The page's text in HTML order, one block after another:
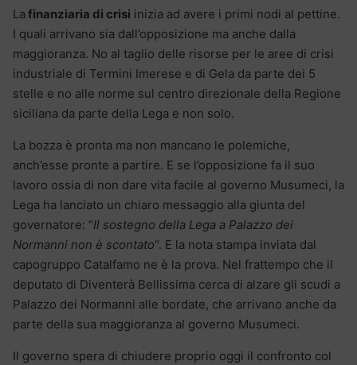
La finanziaria di crisi inizia ad avere i primi nodi al pettine.
I quali arrivano sia dall’opposizione ma anche dalla
maggioranza. No al taglio delle risorse per le aree di crisi
industriale di Termini Imerese e di Gela da parte dei 5
stelle e no alle norme sul centro direzionale della Regione
siciliana da parte della Lega e non solo.
La bozza è pronta ma non mancano le polemiche,
anch’esse pronte a partire. E se l’opposizione fa il suo
lavoro ossia di non dare vita facile al governo Musumeci, la
Lega ha lanciato un chiaro messaggio alla giunta del
governatore: “Il sostegno della Lega a Palazzo dei
Normanni non è scontato“. E la nota stampa inviata dal
capogruppo Catalfamo ne è la prova. Nel frattempo che il
deputato di Diventerà Bellissima cerca di alzare gli scudi a
Palazzo dei Normanni alle bordate, che arrivano anche da
parte della sua maggioranza al governo Musumeci.
Il governo spera di chiudere proprio oggi il confronto col